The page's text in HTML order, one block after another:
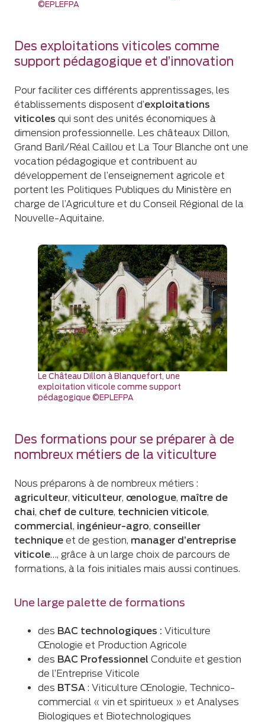
©EPLEFPA
Des exploitations viticoles comme
support pédagogique et d’innovation
Pour faciliter ces différents apprentissages, les
établissements disposent d’exploitations
viticoles qui sont des unités économiques à
dimension professionnelle. Les châteaux Dillon,
Grand Baril/Réal Caillou et La Tour Blanche ont une
vocation pédagogique et contribuent au
développement de l’enseignement agricole et
portent les Politiques Publiques du Ministère en
charge de l’Agriculture et du Conseil Régional de la
Nouvelle-Aquitaine.
Le Château Dillon à Blanquefort, une
exploitation viticole comme support
pédagogique ©EPLEFPA
Des formations pour se préparer à de
nombreux métiers de la viticulture
Nous préparons à de nombreux métiers :
agriculteur, viticulteur, œnologue, maître de
chai, chef de culture, technicien viticole,
commercial, ingénieur-agro, conseiller
technique et de gestion, manager d’entreprise
viticole…, grâce à un large choix de parcours de
formations, à la fois initiales mais aussi continues.
Une large palette de formations
des BAC technologiques : Viticulture
Œnologie et Production Agricole
des BAC Professionnel Conduite et gestion
de l’Entreprise Viticole
des BTSA : Viticulture Œnologie, Technico-
commercial « vin et spiritueux » et Analyses
Biologiques et Biotechnologiques